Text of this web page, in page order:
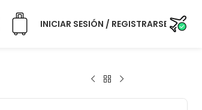
INICIAR SESIÓN / REGISTRARSE